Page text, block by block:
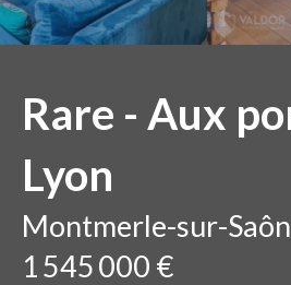
Rare - Aux
Lyon
Montmerle-sur-
1 545 000 €